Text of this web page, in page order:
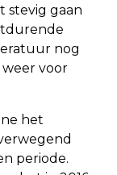
stevig gaan
nog
voor
het
periode.